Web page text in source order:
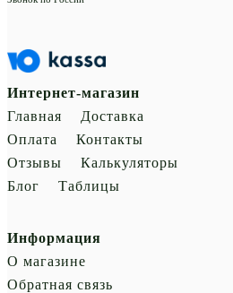
Интернет-магазин
Главная
Доставка
Оплата
Контакты
Отзывы
Калькуляторы
Блог
Таблицы
Информация
О магазине
Обратная связь